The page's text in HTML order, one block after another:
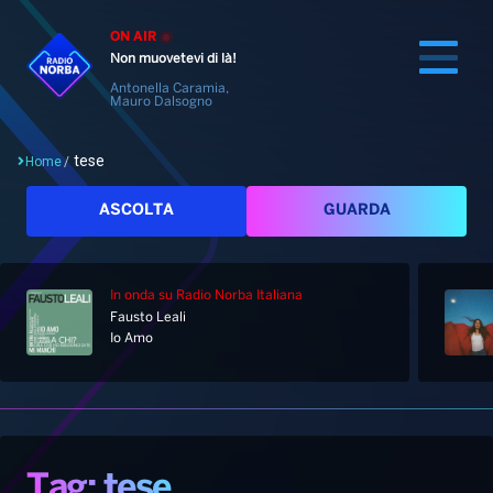
ON AIR
Non muovetevi di là!
Antonella Caramia,
Mauro Dalsogno
Home
Palinsesto
Notizie
Home/ tese
ASCOLTA GUARDA
In onda su Radio Norba Italiana
Fausto Leali
Io Amo